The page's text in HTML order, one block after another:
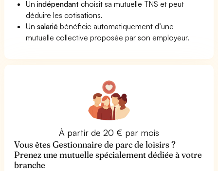
Unindépendant choisit sa mutuelle TNS et peut
déduire les cotisations.
Unsalarié bénéficie automatiquement d’une
mutuelle collective proposée par son employeur.
À partir de 20 € par mois
Vous êtes Gestionnaire de parc de loisirs ?
Prenez une mutuelle spécialement dédiée à votre
branche